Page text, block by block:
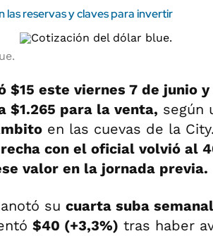
las reservas y claves para invertir
$15 este viernes 7 de junio
$1.265 para la venta, según
en las cuevas de la
con el oficial volvió al
valor en la jornada previa.
anotó su cuarta suba
$40 (+3,3%) tras haber